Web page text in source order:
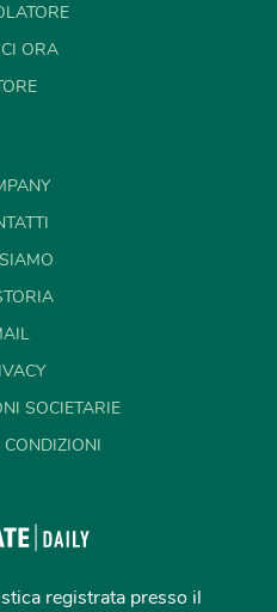
ORA
SOCIETARIE
registrata presso il